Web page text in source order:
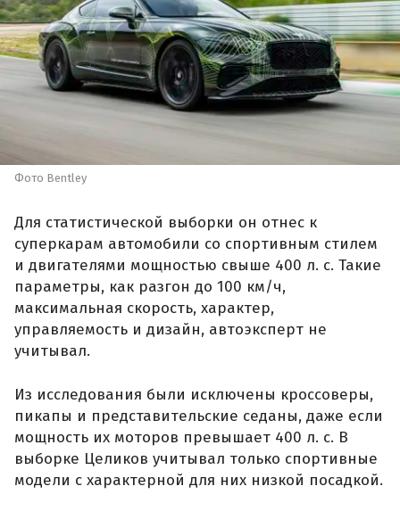
Фото Bentley
Для статистической выборки он отнес к
суперкарам автомобили со спортивным стилем
и двигателями мощностью свыше 400 л. с. Такие
параметры, как разгон до 100 км/ч,
максимальная скорость, характер,
управляемость и дизайн, автоэксперт не
учитывал.
Из исследования были исключены кроссоверы,
пикапы и представительские седаны, даже если
мощность их моторов превышает 400 л. с. В
выборке Целиков учитывал только спортивные
модели с характерной для них низкой посадкой.